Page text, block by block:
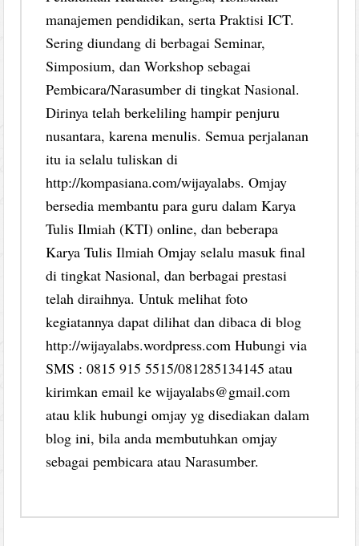
manajemen pendidikan, serta Praktisi ICT.
Sering diundang di berbagai Seminar,
Simposium, dan Workshop sebagai
Pembicara/Narasumber di tingkat Nasional.
Dirinya telah berkeliling hampir penjuru
nusantara, karena menulis. Semua perjalanan
itu ia selalu tuliskan di
http://kompasiana.com/wijayalabs. Omjay
bersedia membantu para guru dalam Karya
Tulis Ilmiah (KTI) online, dan beberapa
Karya Tulis Ilmiah Omjay selalu masuk final
di tingkat Nasional, dan berbagai prestasi
telah diraihnya. Untuk melihat foto
kegiatannya dapat dilihat dan dibaca di blog
http://wijayalabs.wordpress.com Hubungi via
SMS : 0815 915 5515/081285134145 atau
kirimkan email ke wijayalabs@gmail.com
atau klik hubungi omjay yg disediakan dalam
blog ini, bila anda membutuhkan omjay
sebagai pembicara atau Narasumber.